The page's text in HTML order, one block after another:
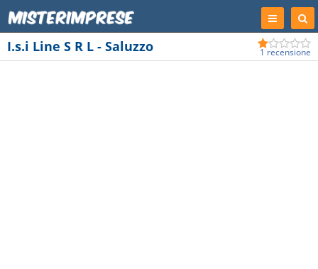
Registrati
I.s.i Line S R L - Saluzzo 1 recensione